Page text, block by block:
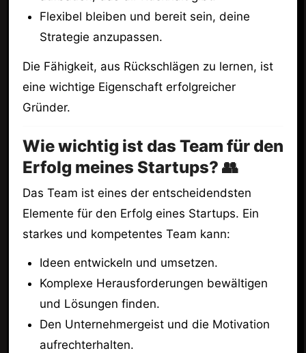
Flexibel bleiben und bereit sein, deine
Strategie anzupassen.
Die Fähigkeit, aus Rückschlägen zu lernen, ist
eine wichtige Eigenschaft erfolgreicher
Gründer.
Wie wichtig ist das Team für den
Erfolg meines Startups? 👥
Das Team ist eines der entscheidendsten
Elemente für den Erfolg eines Startups. Ein
starkes und kompetentes Team kann:
Ideen entwickeln und umsetzen.
Komplexe Herausforderungen bewältigen
und Lösungen finden.
Den Unternehmergeist und die Motivation
aufrechterhalten.